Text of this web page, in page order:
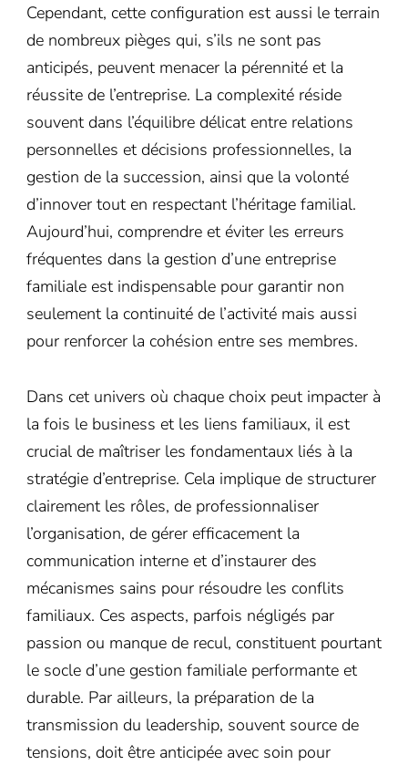
Cependant, cette configuration est aussi le terrain
de nombreux pièges qui, s’ils ne sont pas
anticipés, peuvent menacer la pérennité et la
réussite de l’entreprise. La complexité réside
souvent dans l’équilibre délicat entre relations
personnelles et décisions professionnelles, la
gestion de la succession, ainsi que la volonté
d’innover tout en respectant l’héritage familial.
Aujourd’hui, comprendre et éviter les erreurs
fréquentes dans la gestion d’une entreprise
familiale est indispensable pour garantir non
seulement la continuité de l’activité mais aussi
pour renforcer la cohésion entre ses membres.
Dans cet univers où chaque choix peut impacter à
la fois le business et les liens familiaux, il est
crucial de maîtriser les fondamentaux liés à la
stratégie d’entreprise. Cela implique de structurer
clairement les rôles, de professionnaliser
l’organisation, de gérer efficacement la
communication interne et d’instaurer des
mécanismes sains pour résoudre les conflits
familiaux. Ces aspects, parfois négligés par
passion ou manque de recul, constituent pourtant
le socle d’une gestion familiale performante et
durable. Par ailleurs, la préparation de la
transmission du leadership, souvent source de
tensions, doit être anticipée avec soin pour